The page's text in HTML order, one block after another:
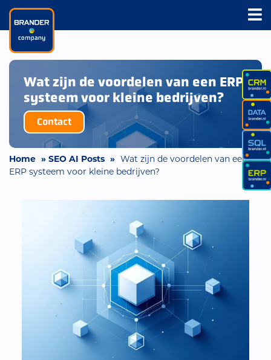
Wat zijn de voordelen van een ERP
systeem voor kleine bedrijven?
Contact
Home » SEO AI Posts » Wat zijn de voordelen van een
ERP systeem voor kleine bedrijven?